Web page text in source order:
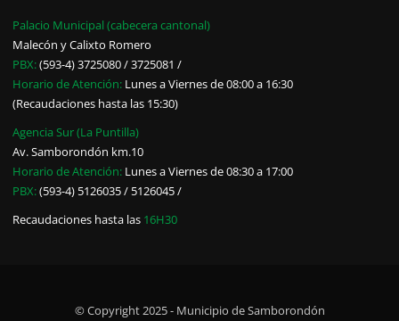
Palacio Municipal (cabecera cantonal)
Malecón y Calixto Romero
PBX:(593-4) 3725080 / 3725081 /
Horario de Atención: Lunes a Viernes de 08:00 a 16:30
(Recaudaciones hasta las 15:30)
Agencia Sur (La Puntilla)
Av. Samborondón km.10
Horario de Atención: Lunes a Viernes de 08:30 a 17:00
PBX:(593-4) 5126035 / 5126045 /
Recaudaciones hasta las 16H30
© Copyright 2025 - Municipio de Samborondón